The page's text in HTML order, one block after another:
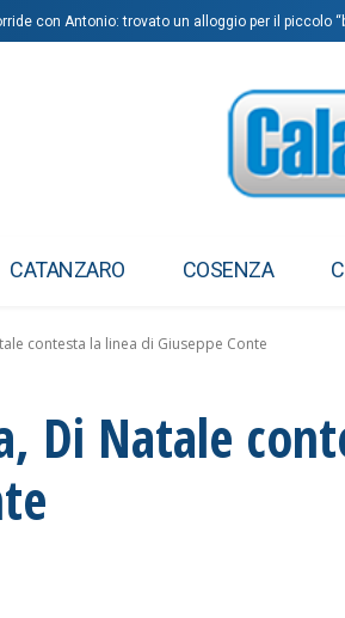
con Antonio: trovato un alloggio per il piccolo
CATANZARO COSENZA
contesta la linea di Giuseppe Conte
Di Natale